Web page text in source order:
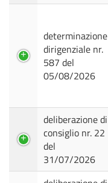
determinazione
dirigenziale nr.
587 del
05/08/2026
deliberazione di
consiglio nr. 22
del
31/07/2026